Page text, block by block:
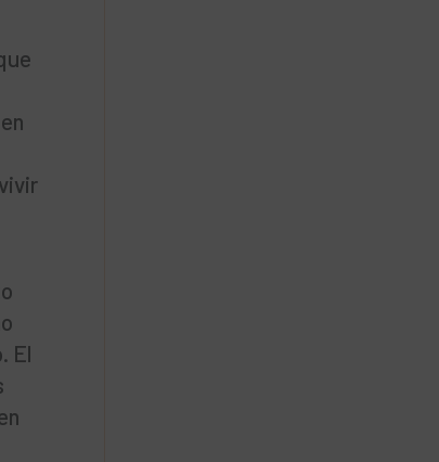
El